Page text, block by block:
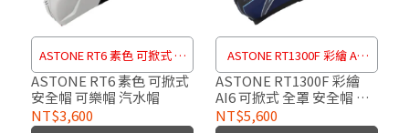
ASTONE RT6 素色 可掀式 安
全帽 可樂帽 汽水帽
ASTONE RT6 素色 可掀式
安全帽 可樂帽 汽水帽
NT$3,600
ASTONE RT1300F 彩繪 AI6
可掀式 全罩 安全帽 可樂帽
內置墨片 RT-1300F
ASTONE RT1300F 彩繪
AI6 可掀式 全罩 安全帽 可
樂帽 內置墨片 RT-1300F
NT$5,600